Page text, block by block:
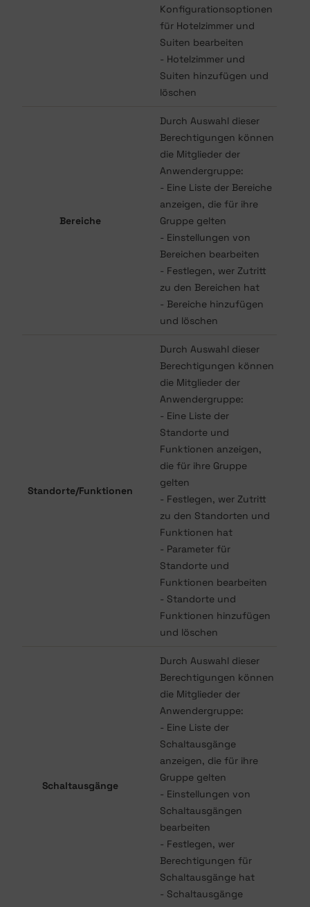
Konfigurationsoptionen
für Hotelzimmer und
Suiten bearbeiten
- Hotelzimmer und
Suiten hinzufügen und
löschen
Bereiche
Durch Auswahl dieser
Berechtigungen können
die Mitglieder der
Anwendergruppe:
- Eine Liste der Bereiche
anzeigen, die für ihre
Gruppe gelten
- Einstellungen von
Bereichen bearbeiten
- Festlegen, wer Zutritt
zu den Bereichen hat
- Bereiche hinzufügen
und löschen
Standorte/Funktionen
Durch Auswahl dieser
Berechtigungen können
die Mitglieder der
Anwendergruppe:
- Eine Liste der
Standorte und
Funktionen anzeigen,
die für ihre Gruppe
gelten
- Festlegen, wer Zutritt
zu den Standorten und
Funktionen hat
- Parameter für
Standorte und
Funktionen bearbeiten
- Standorte und
Funktionen hinzufügen
und löschen
Schaltausgänge
Durch Auswahl dieser
Berechtigungen können
die Mitglieder der
Anwendergruppe:
- Eine Liste der
Schaltausgänge
anzeigen, die für ihre
Gruppe gelten
- Einstellungen von
Schaltausgängen
bearbeiten
- Festlegen, wer
Berechtigungen für
Schaltausgänge hat
- Schaltausgänge